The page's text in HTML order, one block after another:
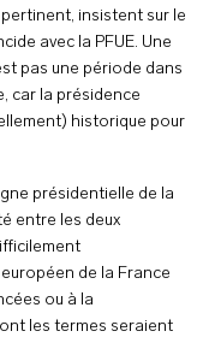
insistent sur le
avec la PFUE. Une
pas une période dans
car la présidence
historique pour
présidentielle de la
entre les deux
de la France
ou à la
les termes seraient